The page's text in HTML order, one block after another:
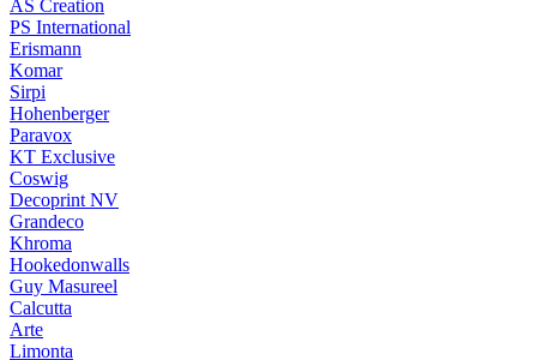
AS Creation
PS International
Erismann
Komar
Sirpi
Hohenberger
Paravox
KT Exclusive
Coswig
Decoprint NV
Grandeco
Khroma
Hookedonwalls
Guy Masureel
Calcutta
Arte
Limonta